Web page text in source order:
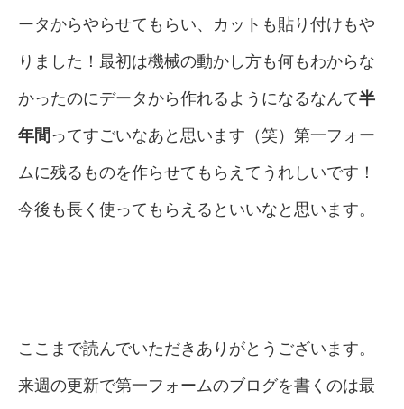
ータからやらせてもらい、カットも貼り付けもや
りました！最初は機械の動かし方も何もわからな
かったのにデータから作れるようになるなんて半
年間ってすごいなあと思います（笑）第一フォー
ムに残るものを作らせてもらえてうれしいです！
今後も長く使ってもらえるといいなと思います。
ここまで読んでいただきありがとうございます。
来週の更新で第一フォームのブログを書くのは最